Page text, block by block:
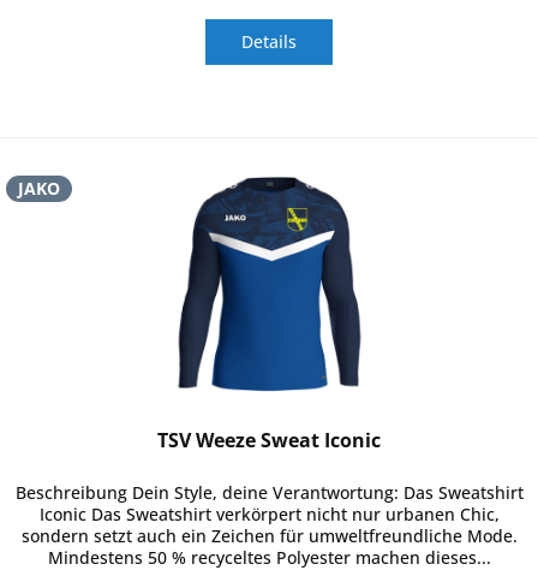
Details
JAKO
TSV Weeze Sweat Iconic
Beschreibung Dein Style, deine Verantwortung: Das Sweatshirt
Iconic Das Sweatshirt verkörpert nicht nur urbanen Chic,
sondern setzt auch ein Zeichen für umweltfreundliche Mode.
Mindestens 50 % recyceltes Polyester machen dieses...